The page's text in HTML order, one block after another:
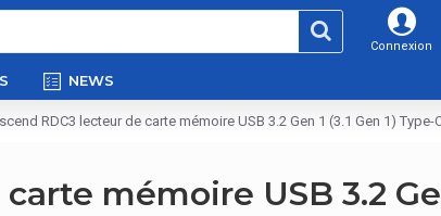
Connexion
NEWS
RDC3 lecteur de carte mémoire USB 3.2 Gen 1 (3.1 Gen 1) Type-
mémoire USB 3.2